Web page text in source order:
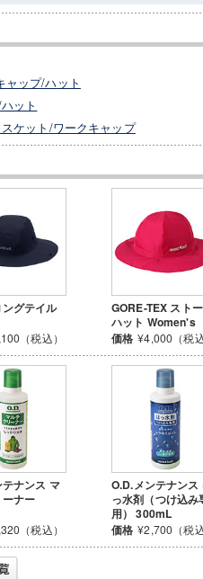
ャップ/ハット
ット
ケット/ワークキャップ
グテイル
（税込）
GORE-TEX スト
ハット Women's
価格 ¥4,000（税込
ナンス マ
ナー
（税込）
O.D.メンテナンス
っ水剤（つけ込み
用） 300mL
価格 ¥2,700（税込